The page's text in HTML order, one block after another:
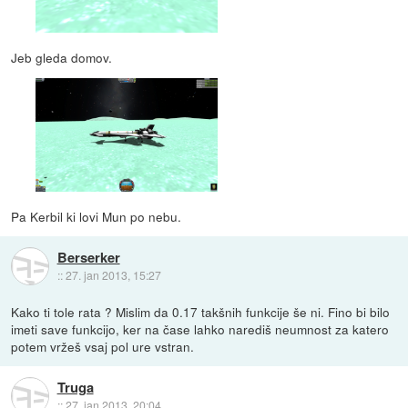
Jeb gleda domov.
Pa Kerbil ki lovi Mun po nebu.
Berserker
::27. jan 2013, 15:27
Kako ti tole rata ? Mislim da 0.17 takšnih funkcije še ni. Fino bi bilo
imeti save funkcijo, ker na čase lahko narediš neumnost za katero
potem vržeš vsaj pol ure vstran.
Truga